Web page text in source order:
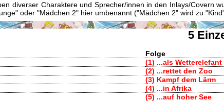
diverser Charaktere und Sprecher/innen in den Inlays/Covern
oder "Mädchen 2" hier umbenannt ("Mädchen 2" wird zu
5
Folge
(1) ...als Wetterelefant
(2) ...rettet den Zoo
(3) Kampf dem Lärm
(4) ...in Afrika
(5) ...auf hoher See